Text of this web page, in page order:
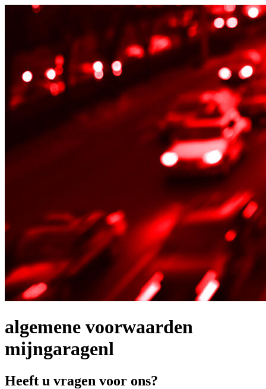
algemene voorwaarden
mijngaragenl
Heeft u vragen voor ons?